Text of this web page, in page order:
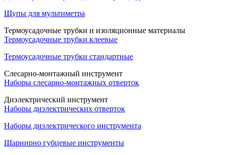
Щупы для мультиметра
Термоусадочные трубки и изоляционные материалы
Термоусадочные трубки клеевые
Термоусадочные трубки стандартные
Слесарно-монтажный инструмент
Наборы слесарно-монтажных отверток
Диэлектрический инструмент
Наборы диэлектрических отверток
Наборы диэлектрического инструмента
Шарнирно губцевые инструменты